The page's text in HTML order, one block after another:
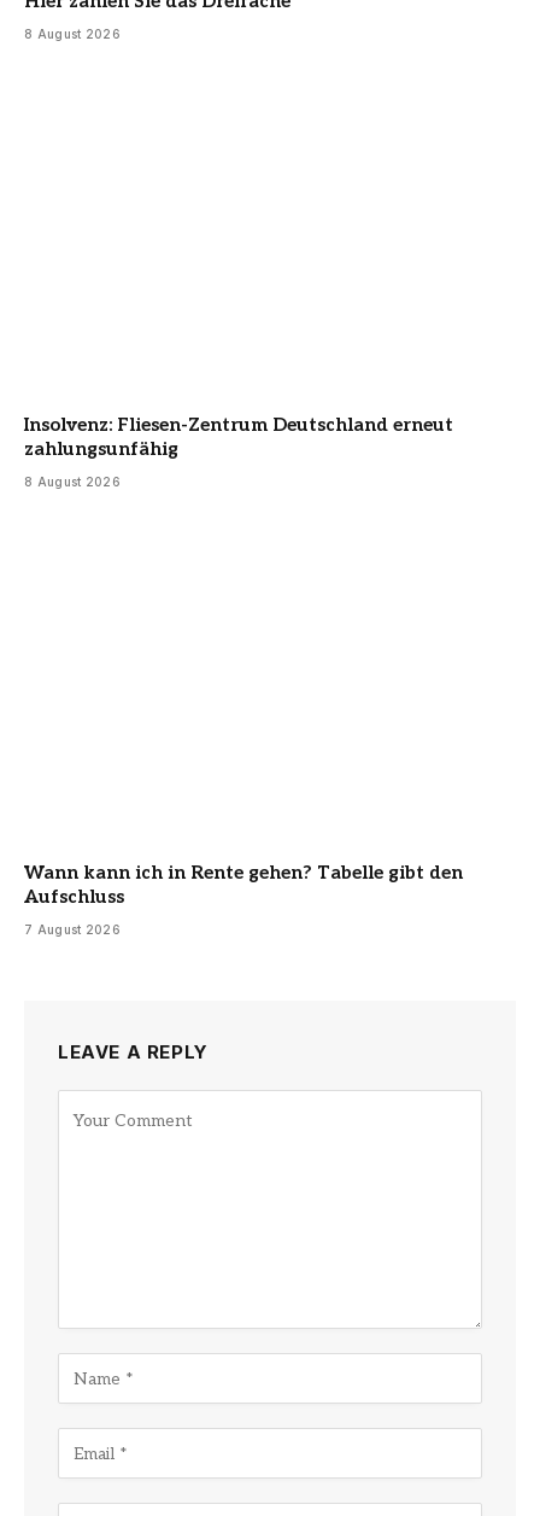
8 August 2026
Insolvenz: Fliesen-Zentrum Deutschland erneut
zahlungsunfähig
8 August 2026
Wann kann ich in Rente gehen? Tabelle gibt den
Aufschluss
7 August 2026
LEAVE A REPLY